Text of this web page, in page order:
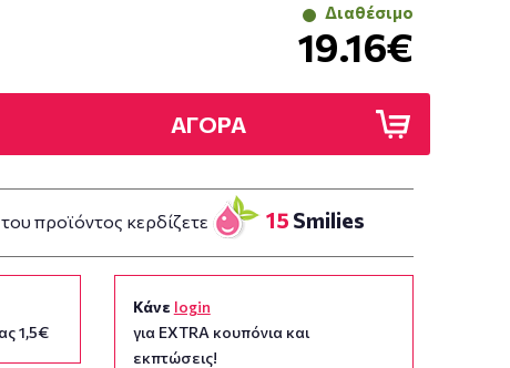
Διαθέσιμο
19.16€
ΑΓΟΡΑ
προϊόντος κερδίζετε 15 Smilies
1,5€
Κάνε login
για EXTRA κουπόνια και
εκπτώσεις!